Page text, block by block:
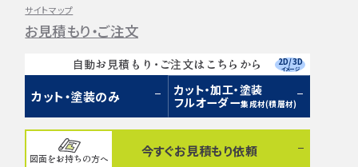
サイトマップ
お見積もり・ご注文
自動お見積もり・ご注文はこちらから
カット・塗装のみ
カット・加工・塗装
フルオーダー集成材(積層材)
2D/3D
イメージ
図面をお持ちの方へ 今すぐお見積もり依頼